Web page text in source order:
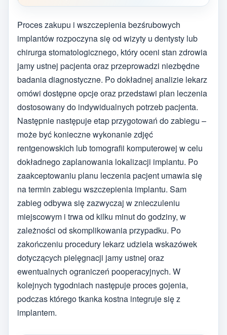
Proces zakupu i wszczepienia bezśrubowych
implantów rozpoczyna się od wizyty u dentysty lub
chirurga stomatologicznego, który oceni stan zdrowia
jamy ustnej pacjenta oraz przeprowadzi niezbędne
badania diagnostyczne. Po dokładnej analizie lekarz
omówi dostępne opcje oraz przedstawi plan leczenia
dostosowany do indywidualnych potrzeb pacjenta.
Następnie następuje etap przygotowań do zabiegu –
może być konieczne wykonanie zdjęć
rentgenowskich lub tomografii komputerowej w celu
dokładnego zaplanowania lokalizacji implantu. Po
zaakceptowaniu planu leczenia pacjent umawia się
na termin zabiegu wszczepienia implantu. Sam
zabieg odbywa się zazwyczaj w znieczuleniu
miejscowym i trwa od kilku minut do godziny, w
zależności od skomplikowania przypadku. Po
zakończeniu procedury lekarz udziela wskazówek
dotyczących pielęgnacji jamy ustnej oraz
ewentualnych ograniczeń pooperacyjnych. W
kolejnych tygodniach następuje proces gojenia,
podczas którego tkanka kostna integruje się z
implantem.